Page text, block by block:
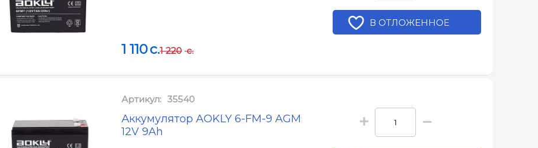
1 110c.1 220 c.
В ОТЛОЖЕННОЕ
Артикул: 35540
Аккумулятор AOKLY 6-FM-9 AGM
12V 9Ah
+ −